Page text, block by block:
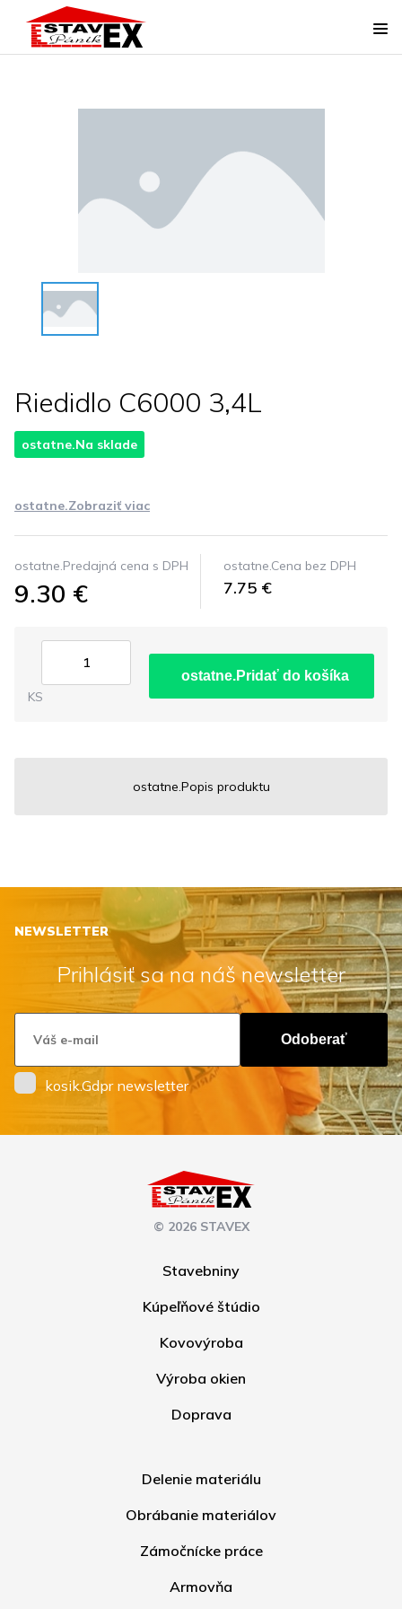
Riedidlo C6000 3,4L
ostatne.Na sklade
ostatne.Zobraziť viac
ostatne.Predajná cena s DPH
9.30 €
ostatne.Cena bez DPH
7.75 €
KS
ostatne.Pridať do košíka
ostatne.Popis produktu
NEWSLETTER
Prihlásiť sa na náš newsletter
Odoberať
kosik.Gdpr newsletter
© 2026 STAVEX
Stavebniny
Kúpeľňové štúdio
Kovovýroba
Výroba okien
Doprava
Delenie materiálu
Obrábanie materiálov
Zámočnícke práce
Armovňa